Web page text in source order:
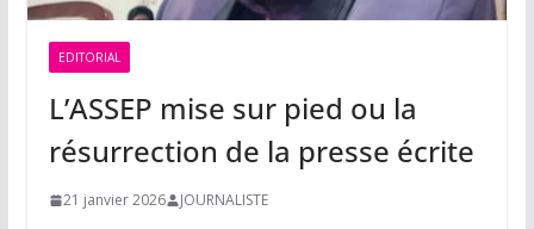
EDITORIAL
L’ASSEP mise sur pied ou la
résurrection de la presse écrite
21 janvier 2026 JOURNALISTE